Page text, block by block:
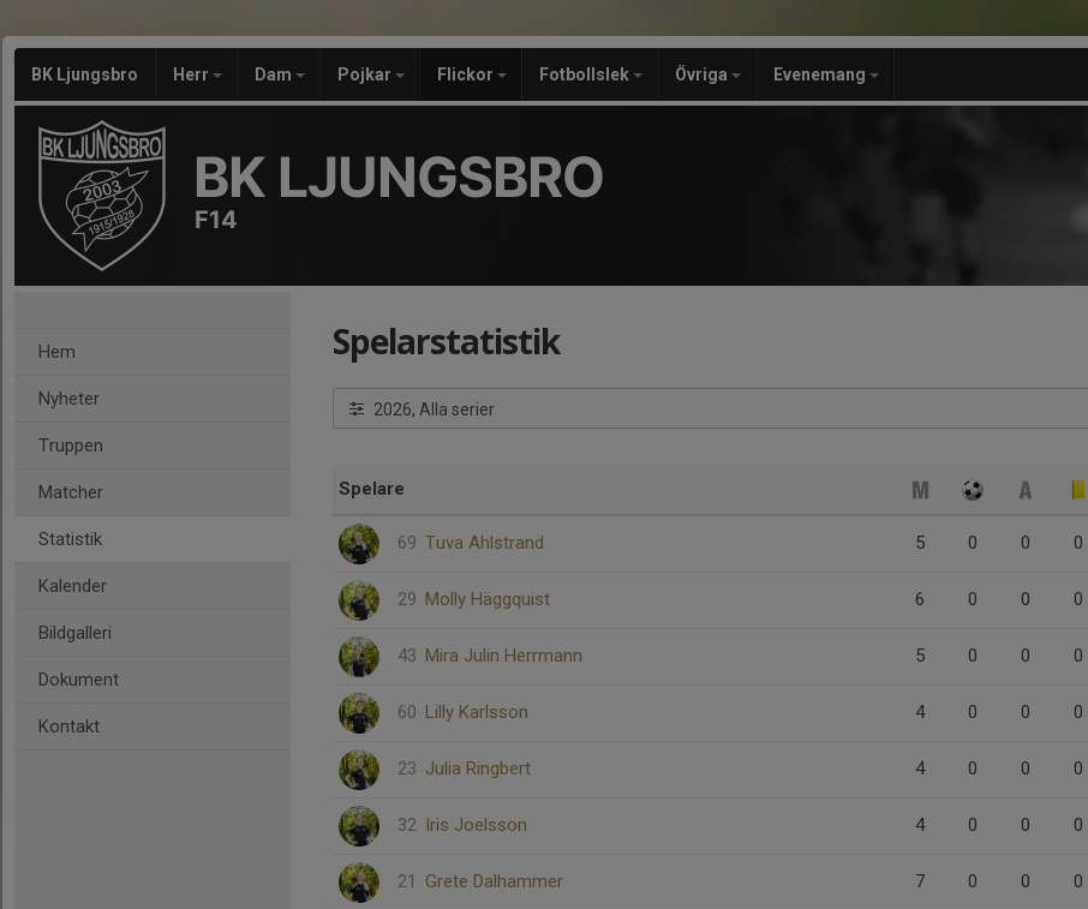
BK Ljungsbro Herr Dam Pojkar Flickor Fotbollslek Övriga Evenemang
BK LJUNGSBRO
F14
Hem
Nyheter
Truppen
Matcher
Statistik
Kalender
Bildgalleri
Dokument
Kontakt
Spelarstatistik
2026, Alla serier
Spelare
69 Tuva Ahlstrand 5 0 0 0
29 Molly Häggquist 6 0 0 0
43 Mira Julin Herrmann 5 0 0 0
60 Lilly Karlsson 4 0 0 0
23 Julia Ringbert 4 0 0 0
32 Iris Joelsson 4 0 0 0
21 Grete Dalhammer 7 0 0 0